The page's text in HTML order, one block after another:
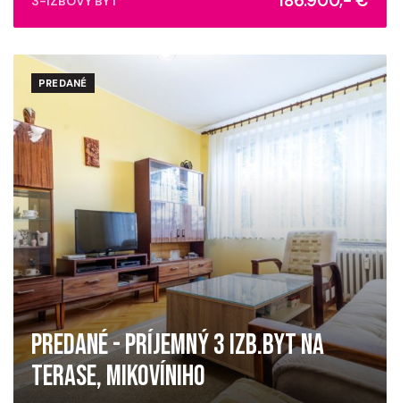
PREDANÉ
PREDANÉ - PRÍJEMNÝ 3 IZB.BYT NA
TERASE, MIKOVÍNIHO